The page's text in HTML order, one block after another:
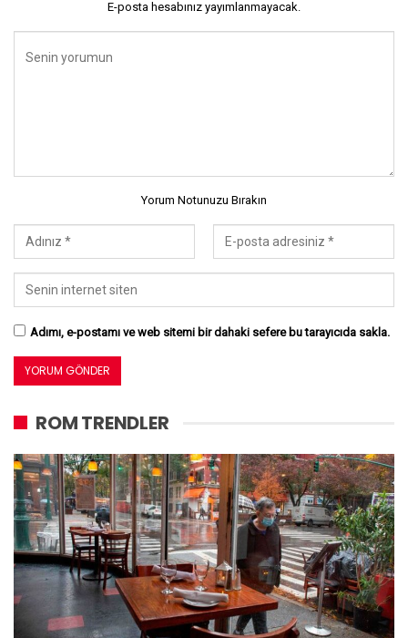
E-posta hesabınız yayımlanmayacak.
Yorum Notunuzu Bırakın
Adımı, e-postamı ve web sitemi bir dahaki sefere bu tarayıcıda sakla.
ROM TRENDLER